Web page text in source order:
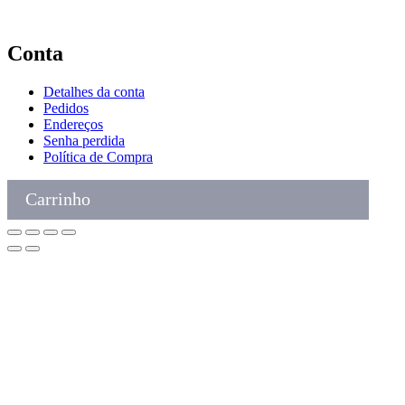
Conta
Detalhes da conta
Pedidos
Endereços
Senha perdida
Política de Compra
Carrinho